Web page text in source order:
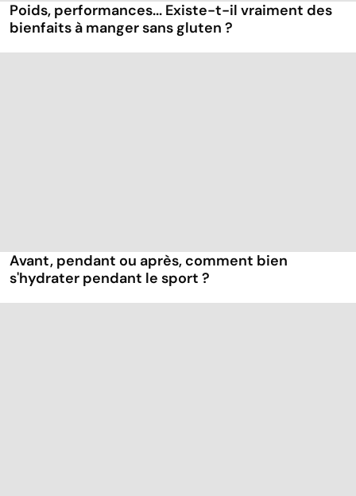
Poids, performances... Existe-t-il vraiment des
bienfaits à manger sans gluten ?
Avant, pendant ou après, comment bien
s'hydrater pendant le sport ?